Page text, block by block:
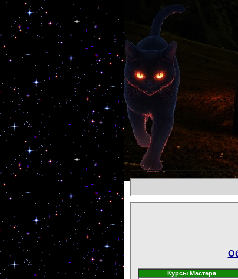
Курсы Мастера